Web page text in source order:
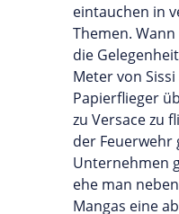
eintauchen in
Themen.
die
Meter von
Papierflieger
zu Versace zu
der Feuerwehr
Unternehmen
ehe man
Mangas eine